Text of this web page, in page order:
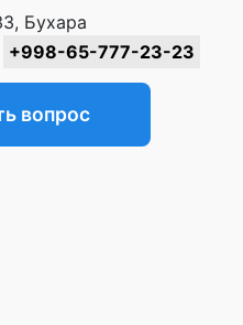
Бухара
+998-65-777-23-23
вопрос